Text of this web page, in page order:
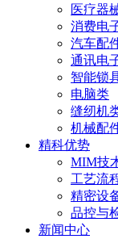
医疗器
消费电
汽车配
通讯电
智能锁
电脑类
缝纫机
机械配
精科优势
MIM技
工艺流
精密设
品控与
新闻中心